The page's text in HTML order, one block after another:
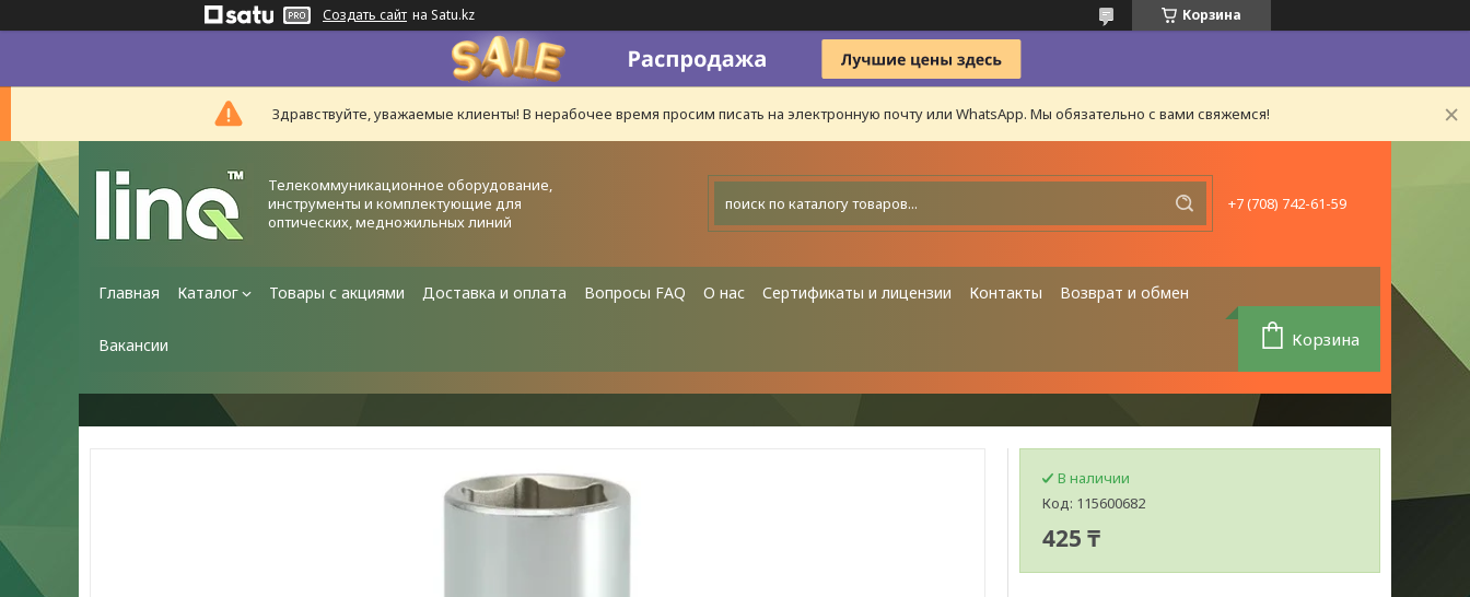
Создать сайт на Satu.kz Корзина
Здравствуйте, уважаемые клиенты! В нерабочее время просим писать на электронную почту или WhatsApp. Мы обязательно с вами свяжемся!
Телекоммуникационное оборудование,
инструменты и комплектующие для
оптических, медножильных линий
+7 (708) 742-61-59
Главная Каталог Товары с акциями Доставка и оплата Вопросы FAQ О нас Сертификаты и лицензии Контакты Возврат и обмен
Вакансии Корзина
В наличии
Код: 115600682
425 ₸